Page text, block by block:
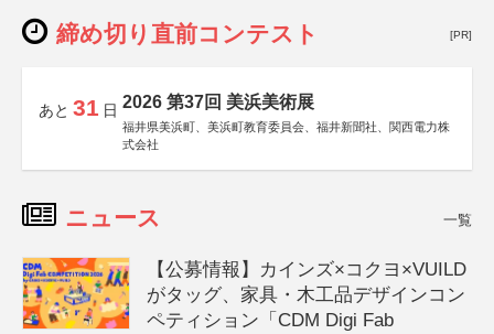
締め切り直前コンテスト [PR]
あと 31 日 2026 第37回 美浜美術展
福井県美浜町、美浜町教育委員会、福井新聞社、関西電力株
式会社
ニュース 一覧
【公募情報】カインズ×コクヨ×VUILD
がタッグ、家具・木工品デザインコン
ペティション「CDM Digi Fab